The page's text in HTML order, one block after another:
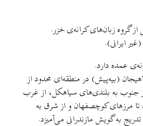
(بيه‌پيش) در منطقه‌ای محدود از
جنوب به بلندی‌های سياهکل، از غرب
تا مرزهای کوچصفهان و از شرق به
به گويش مازندرانی می‌آميزد.